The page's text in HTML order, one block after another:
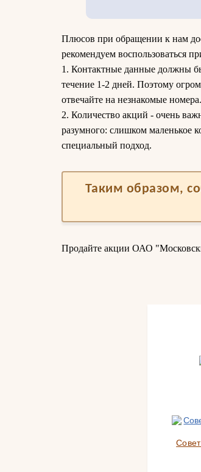
Плюсов при обращении к нам
рекомендуем воспользоваться
1. Контактные данные должны
течение 1-2 дней. Поэтому
отвечайте на незнакомые номера.
2. Количество акций - очень
разумного: слишком маленькое
специальный подход.
Таким образом,
Продайте акции ОАО